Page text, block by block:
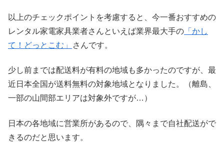
以上のチェックポイントを考慮すると、今一番おすすめの
レンタル家電家具業者さんといえば業界最大手の 「かし
て！どっとこむ」
さんです。
少し前までは配送料が有料の地域も多かったのですが、最
近日本全国が送料無料の対象地域となりました。（離島、
一部の山間部エリアは対象外ですが…）
日本の各地域に営業所があるので、隅々まで自社配送がで
きるのだと思います。